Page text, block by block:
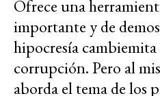
Ofrece una
importante y de
hipocresía
corrupción. Pero al
aborda el tema de los